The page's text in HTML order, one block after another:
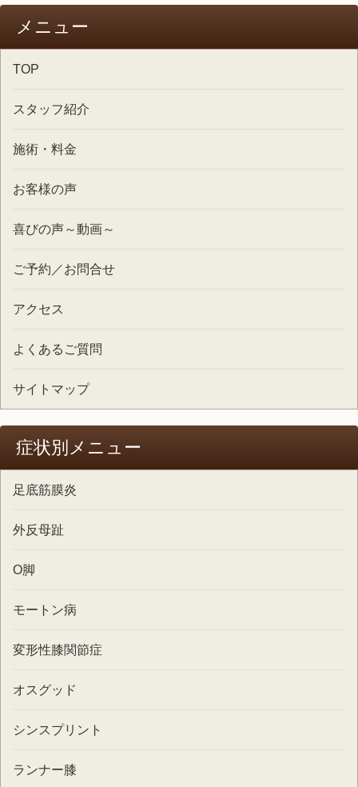
メニュー
TOP
スタッフ紹介
施術・料金
お客様の声
喜びの声～動画～
ご予約／お問合せ
アクセス
よくあるご質問
サイトマップ
症状別メニュー
足底筋膜炎
外反母趾
O脚
モートン病
変形性膝関節症
オスグッド
シンスプリント
ランナー膝